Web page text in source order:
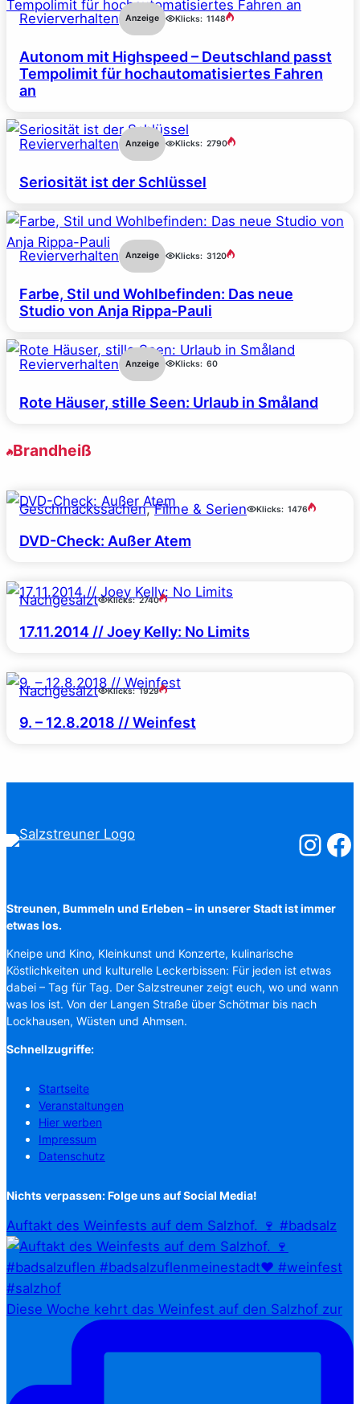
Revierverhalten Anzeige Klicks: 1148
Autonom mit Highspeed – Deutschland passt
Tempolimit für hochautomatisiertes Fahren
an
Revierverhalten Anzeige Klicks: 2790
Seriosität ist der Schlüssel
Revierverhalten Anzeige Klicks: 3120
Farbe, Stil und Wohlbefinden: Das neue
Studio von Anja Rippa-Pauli
Revierverhalten Anzeige Klicks: 60
Rote Häuser, stille Seen: Urlaub in Småland
Brandheiß
Geschmackssachen, Filme & Serien Klicks: 1476
DVD-Check: Außer Atem
Nachgesalzt Klicks: 2740
17.11.2014 // Joey Kelly: No Limits
Nachgesalzt Klicks: 1929
9. – 12.8.2018 // Weinfest
Streunen, Bummeln und Erleben – in unserer Stadt ist immer
etwas los.
Kneipe und Kino, Kleinkunst und Konzerte, kulinarische
Köstlichkeiten und kulturelle Leckerbissen: Für jeden ist etwas
dabei – Tag für Tag. Der Salzstreuner zeigt euch, wo und wann
was los ist. Von der Langen Straße über Schötmar bis nach
Lockhausen, Wüsten und Ahmsen.
Schnellzugriffe:
Startseite
Veranstaltungen
Hier werben
Impressum
Datenschutz
Nichts verpassen: Folge uns auf Social Media!
Auftakt des Weinfests auf dem Salzhof. 🍷 #badsalz
Diese Woche kehrt das Weinfest auf den Salzhof zur